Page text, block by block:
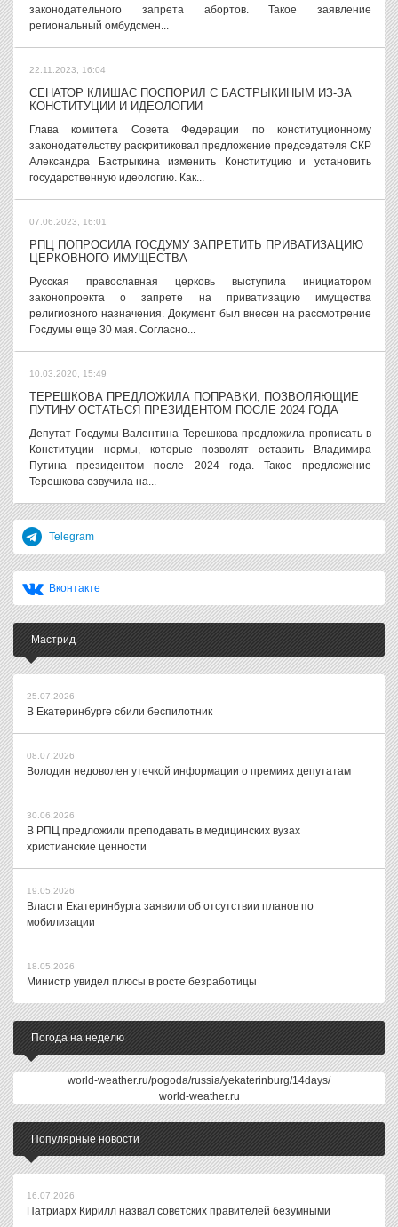
законодательного запрета абортов. Такое заявление
региональный омбудсмен...
22.11.2023, 16:04
СЕНАТОР КЛИШАС ПОСПОРИЛ С БАСТРЫКИНЫМ ИЗ-ЗА
КОНСТИТУЦИИ И ИДЕОЛОГИИ
Глава комитета Совета Федерации по конституционному
законодательству раскритиковал предложение председателя СКР
Александра Бастрыкина изменить Конституцию и установить
государственную идеологию. Как...
07.06.2023, 16:01
РПЦ ПОПРОСИЛА ГОСДУМУ ЗАПРЕТИТЬ ПРИВАТИЗАЦИЮ
ЦЕРКОВНОГО ИМУЩЕСТВА
Русская православная церковь выступила инициатором
законопроекта о запрете на приватизацию имущества
религиозного назначения. Документ был внесен на рассмотрение
Госдумы еще 30 мая. Согласно...
10.03.2020, 15:49
ТЕРЕШКОВА ПРЕДЛОЖИЛА ПОПРАВКИ, ПОЗВОЛЯЮЩИЕ
ПУТИНУ ОСТАТЬСЯ ПРЕЗИДЕНТОМ ПОСЛЕ 2024 ГОДА
Депутат Госдумы Валентина Терешкова предложила прописать в
Конституции нормы, которые позволят оставить Владимира
Путина президентом после 2024 года. Такое предложение
Терешкова озвучила на...
Telegram
Вконтакте
Мастрид
25.07.2026
В Екатеринбурге сбили беспилотник
08.07.2026
Володин недоволен утечкой информации о премиях депутатам
30.06.2026
В РПЦ предложили преподавать в медицинских вузах
христианские ценности
19.05.2026
Власти Екатеринбурга заявили об отсутствии планов по
мобилизации
18.05.2026
Министр увидел плюсы в росте безработицы
Погода на неделю
world-weather.ru/pogoda/russia/yekaterinburg/14days/
world-weather.ru
Популярные новости
16.07.2026
Патриарх Кирилл назвал советских правителей безумными